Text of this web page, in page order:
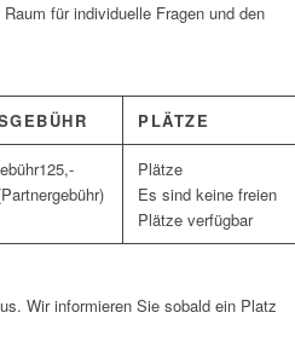
für individuelle Fragen und den
PLÄTZE
125,-
Es sind keine freien
Plätze verfügbar
Wir informieren Sie sobald ein Platz